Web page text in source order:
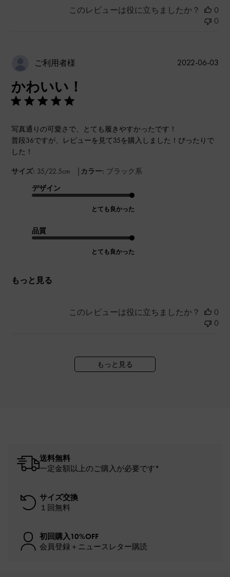
このレビューは役に立ちましたか？
0
0
ご利用者様
かわいい！
写真通りの可愛さで、とても履きやすかったです！
普段36ですが、レビューを見て35を購入しました！ぴったりで
した！
サイズ: 35/22.5cm | カラー: ブラック系
デザイン
とても良かった
品質
とても良かった
もっと見る
公
2022-06-03
このレビューは役に立ちましたか？
0
0
もっと見る
送料無料
一定金額以上のご購入が必要です*
サイズ交換
１回無料
初回購入10%OFF
会員登録＋ニュースレター購読